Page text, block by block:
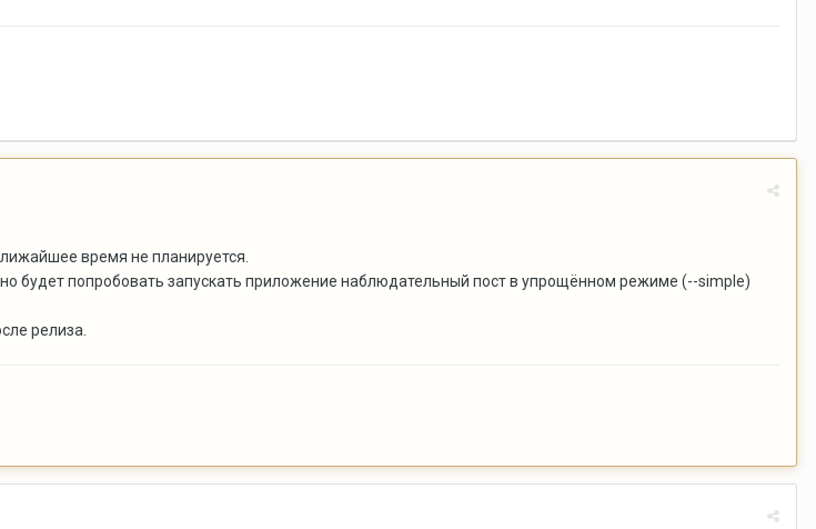
время не планируется.
будет попробовать запускать приложение наблюдательный пост в упрощённом режиме (--simple)
релиза.